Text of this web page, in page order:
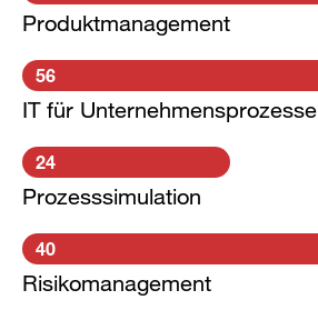
Produktmanagement
56
IT für Unternehmensprozesse
24
Prozesssimulation
40
Risikomanagement